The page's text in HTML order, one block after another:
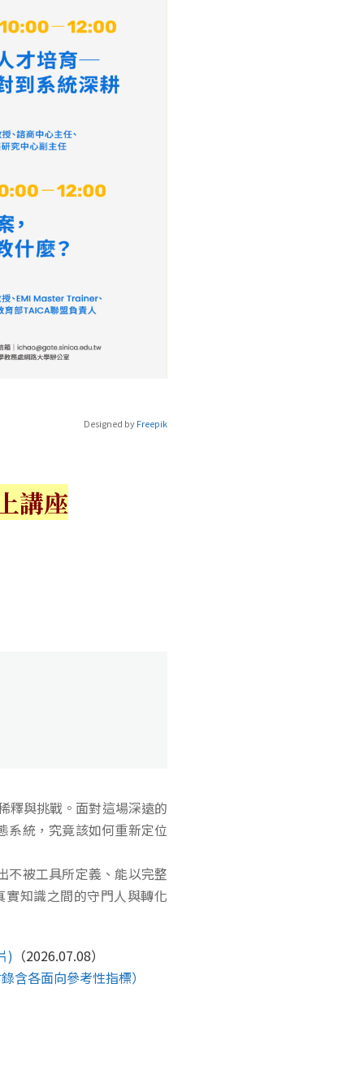
Designed by Freepik
講座
釋與挑戰。面對這場深遠的
系統，究竟該如何重新定位
不被工具所定義、能以完整
知識之間的守門人與轉化
) （2026.07.08）
含各面向參考性指標）